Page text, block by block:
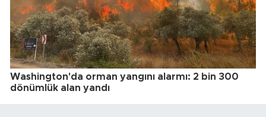
Washington'da orman yangını alarmı: 2 bin 300
dönümlük alan yandı